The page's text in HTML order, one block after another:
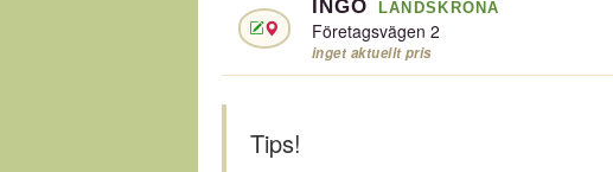
INGO LANDSKRONA
Företagsvägen 2
inget aktuellt pris
Tips!